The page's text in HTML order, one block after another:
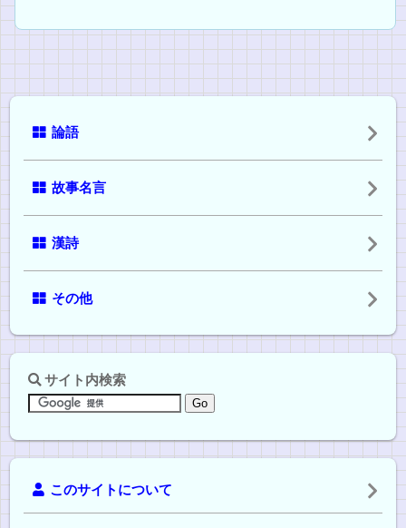
論語
故事名言
漢詩
その他
サイト内検索
このサイトについて